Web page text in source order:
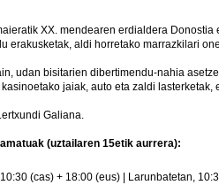
XX. mendearen erdialdera
erakusketak, aldi horretako marrazkilari
udan bisitarien dibertimendu-nahia
jaiak, auto eta zaldi
Galiana.
(uztailaren 15etik aurrera):
(cas) + 18:00 (eus) | Larunbatetan,